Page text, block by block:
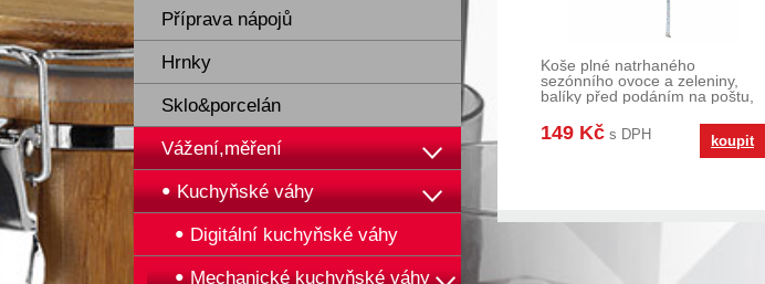
Příprava nápojů
Hrnky
Sklo&porcelán
Vážení,měření
Kuchyňské váhy
Digitální kuchyňské váhy
Mechanické kuchyňské váhy
Koše plné natrhaného
sezónního ovoce a zeleniny,
balíky před podáním na poštu,
149 Kč s DPH koupit